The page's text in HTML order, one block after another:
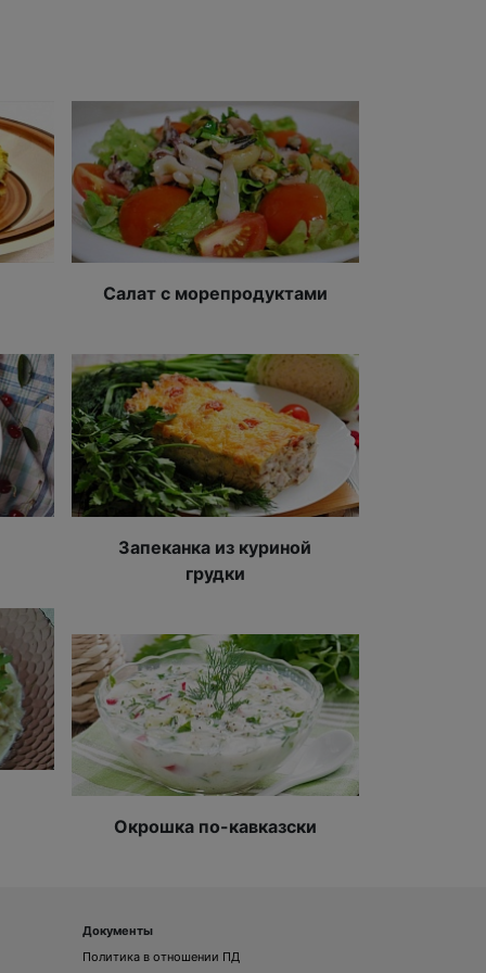
Салат с морепродуктами
Запеканка из куриной
грудки
Окрошка по-кавказски
Документы
Политика в отношении ПД